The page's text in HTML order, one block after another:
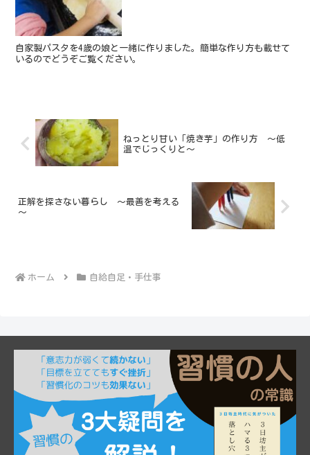
自家製パスタを4歳の娘と一緒に作りました。簡単な作り方も載せて
いるのでどうぞご覧ください。
ねっとり甘い「焼き芋」の作り方 ～低
温でじっくりと～
正解を探さない暮らし ～最善を考える
～
ホーム 自給自足・手仕事